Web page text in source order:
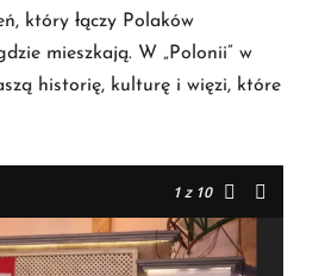
który łączy Polaków
mieszkają. W „Polonii” w
historię, kulturę i więzi, które
1z 10